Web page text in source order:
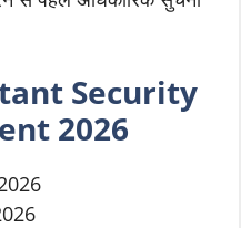
Security
2026